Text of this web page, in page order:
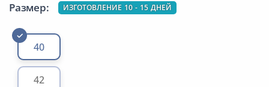
Размер: ИЗГОТОВЛЕНИЕ 10 - 15 ДНЕЙ
40
42